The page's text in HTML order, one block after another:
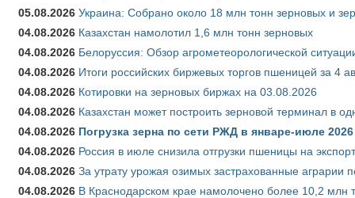
05.08.2026 Украина: Собрано около 18 млн тонн зерновых и
04.08.2026 Казахстан намолотил 1,6 млн тонн зерновых
04.08.2026 Белоруссия: Обзор агрометеорологической
04.08.2026 Итоги российских биржевых торгов пшеницей за 4
04.08.2026 Котировки на зерновых биржах на 03.08.2026
04.08.2026 Казахстан может построить зерновой терминал в
04.08.2026 Погрузка зерна по сети РЖД в январе-июле
04.08.2026 Россия в июле снизила отгрузки пшеницы на
04.08.2026 За утрату урожая озимых застрахованные аграрии
04.08.2026 В Краснодарском крае намолочено более 10,2 млн